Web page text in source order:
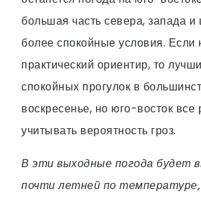
большая часть севера, запада и
более спокойные условия. Если
практический ориентир, то
спокойных прогулок в
воскресенье, но юго-восток
учитывать вероятность гроз.
В эти выходные погода будет
почти летней по